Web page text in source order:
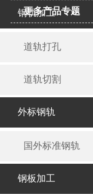
钢轨加工
道轨打孔
道轨切割
外标钢轨
国外标准钢轨
钢板加工
更多产品专题